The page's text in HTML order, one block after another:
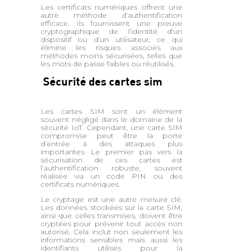
Les certificats numériques offrent une
autre méthode d’authentification
efficace. Ils fournissent une preuve
cryptographique de l’identité d’un
dispositif ou d’un utilisateur, ce qui
élimine les risques associés aux
méthodes moins sécurisées, telles que
les mots de passe faibles ou réutilisés.
Sécurité des cartes sim
Les cartes SIM sont un élément
souvent négligé dans le domaine de la
sécurité IoT. Cependant, une carte SIM
compromise peut être la porte
d’entrée à des attaques plus
importantes. Le premier pas vers la
sécurisation de ces cartes est
l’authentification robuste, souvent
réalisée via un code PIN ou des
certificats numériques.
Le cryptage est une autre mesure clé.
Les données stockées sur la carte SIM,
ainsi que celles transmises, doivent être
cryptées pour prévenir tout accès non
autorisé. Cela inclut non seulement les
informations sensibles mais aussi les
identifiants utilisés pour la